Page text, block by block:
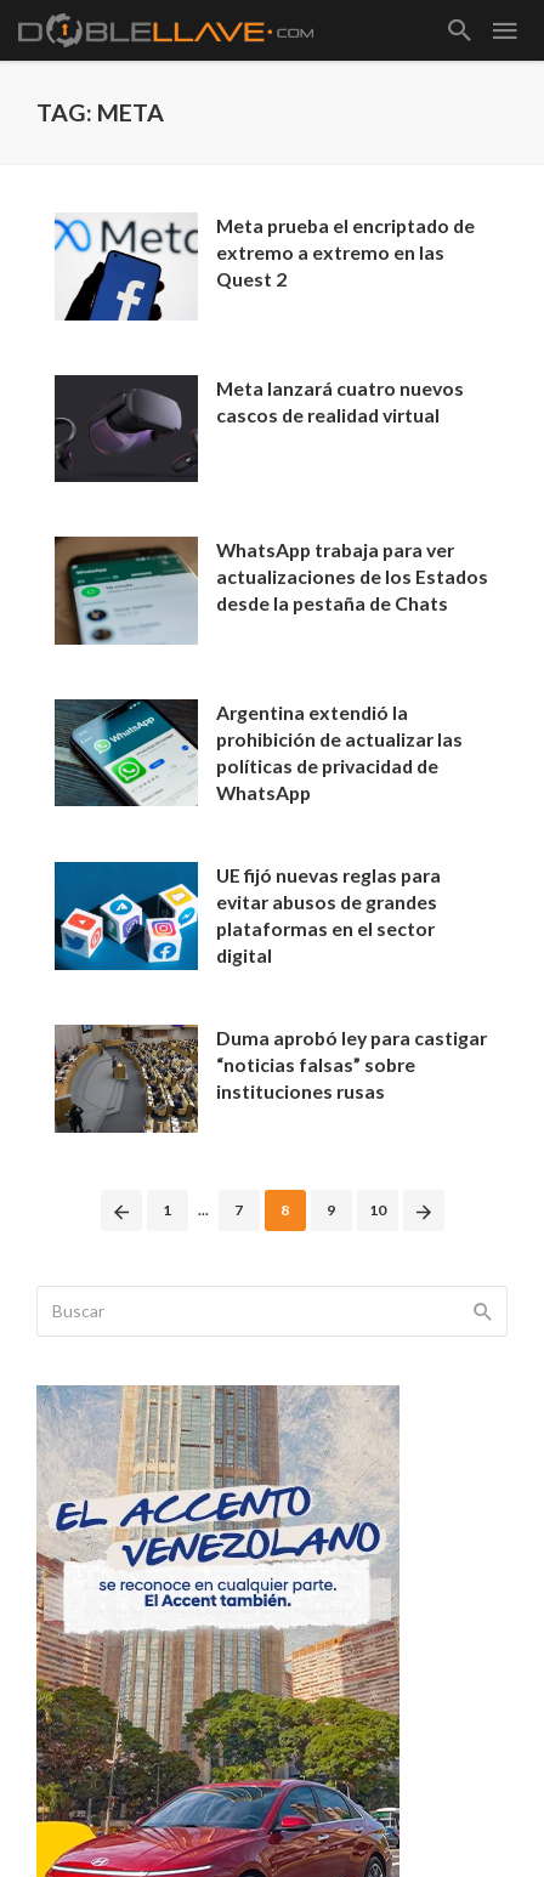
TAG: META
Meta prueba el encriptado de
extremo a extremo en las
Quest 2
Meta lanzará cuatro nuevos
cascos de realidad virtual
WhatsApp trabaja para ver
actualizaciones de los Estados
desde la pestaña de Chats
Argentina extendió la
prohibición de actualizar las
políticas de privacidad de
WhatsApp
UE fijó nuevas reglas para
evitar abusos de grandes
plataformas en el sector
digital
Duma aprobó ley para castigar
“noticias falsas” sobre
instituciones rusas
navigation
1 ... 7 8 9 10